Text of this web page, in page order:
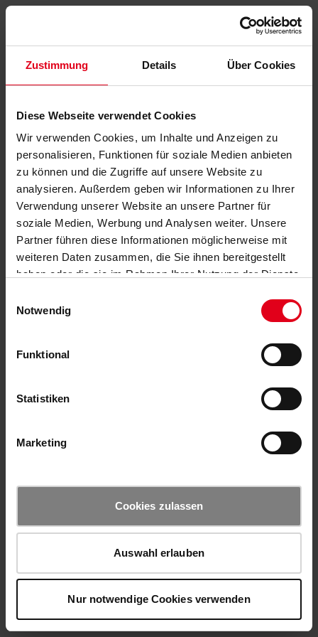
Zustimmung Details Über Cookies
Diese Webseite verwendet Cookies
Wir verwenden Cookies, um Inhalte und Anzeigen zu
personalisieren, Funktionen für soziale Medien anbieten
zu können und die Zugriffe auf unsere Website zu
analysieren. Außerdem geben wir Informationen zu Ihrer
Verwendung unserer Website an unsere Partner für
soziale Medien, Werbung und Analysen weiter. Unsere
Partner führen diese Informationen möglicherweise mit
weiteren Daten zusammen, die Sie ihnen bereitgestellt
haben oder die sie im Rahmen Ihrer Nutzung der Dienste
Notwendig
Funktional
Statistiken
Marketing
Cookies zulassen
Auswahl erlauben
Nur notwendige Cookies verwenden